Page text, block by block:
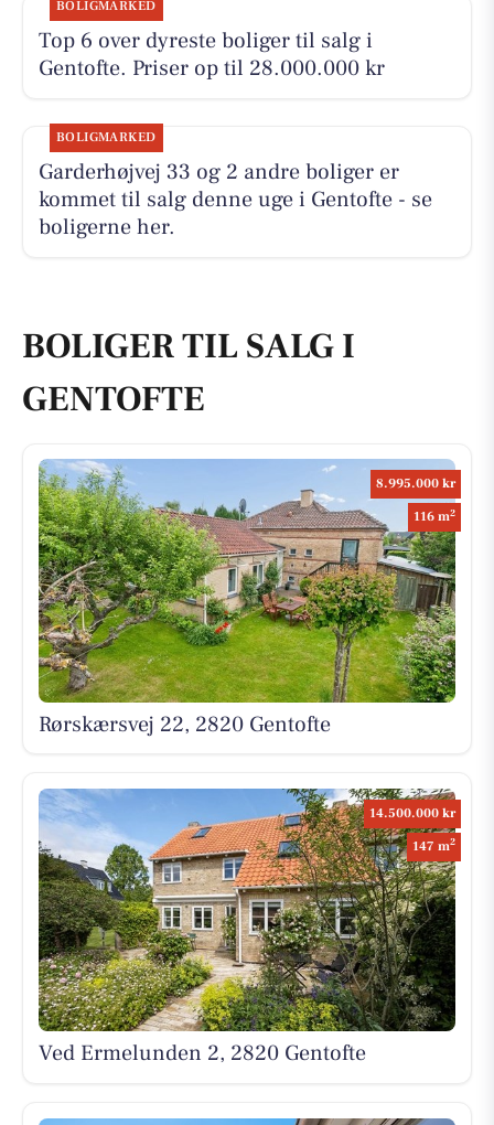
BOLIGMARKED
Top 6 over dyreste boliger til salg i
Gentofte. Priser op til 28.000.000 kr
BOLIGMARKED
Garderhøjvej 33 og 2 andre boliger er
kommet til salg denne uge i Gentofte - se
boligerne her.
BOLIGER TIL SALG I
GENTOFTE
8.995.000 kr
116 m2
Rørskærsvej 22, 2820 Gentofte
14.500.000 kr
147 m2
Ved Ermelunden 2, 2820 Gentofte